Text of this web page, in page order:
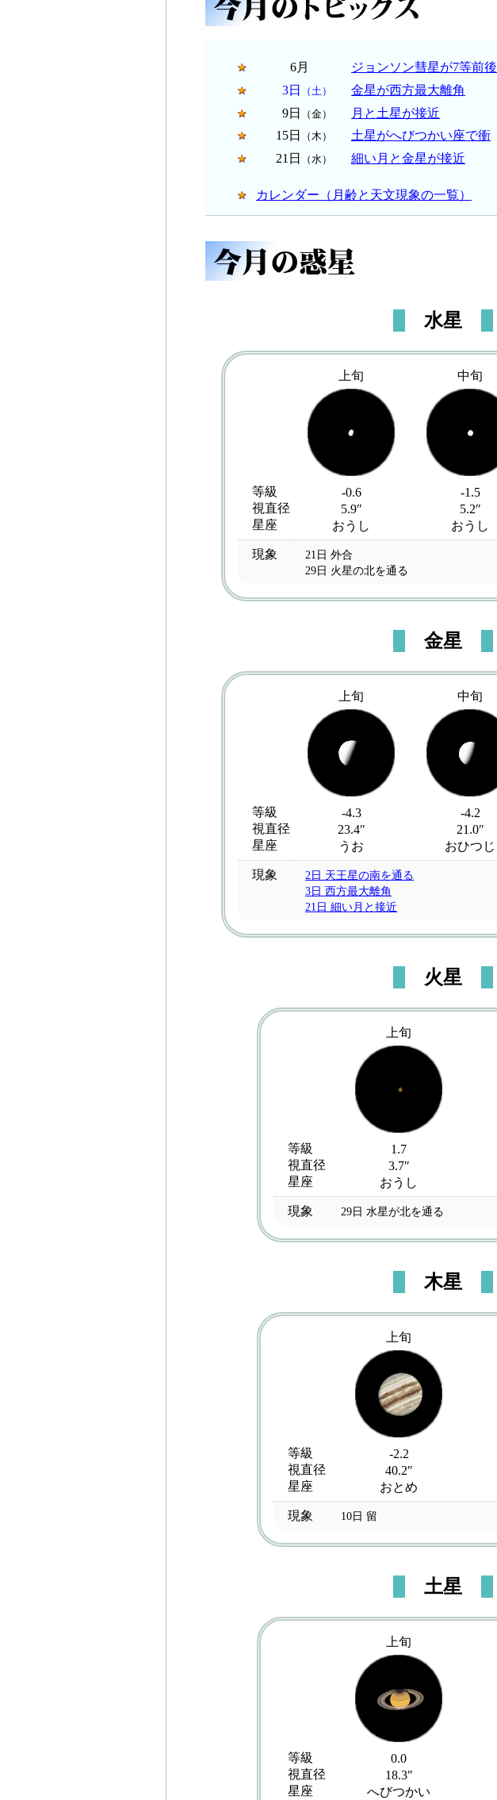
6月
ジョンソン彗星が7等前後
3日
（土）
金星が西方最大離角
9日
（金）
月と土星が接近
15日
（木）
土星がへびつかい座で衝
21日
（水） 細い月と金星が接近
カレンダー（月齢と天文現象の一覧）
水星
上旬 中旬
等級 -0.6 -1.5
視直径
5.9″ 5.2″
星座
おうし おうし
現象
21日 外合
29日 火星の北を通る
金星
上旬 中旬
等級 -4.3 -4.2
視直径
23.4″ 21.0″
星座
うお おひつじ
現象
2日 天王星の南を通る
3日 西方最大離角
21日 細い月と接近
火星
上旬
等級 1.7
視直径
3.7″
星座
おうし
現象 29日 水星が北を通る
木星
上旬
等級 -2.2
視直径
40.2″
星座
おとめ
現象 10日 留
土星
上旬
等級 0.0
視直径
18.3″
星座
へびつかい